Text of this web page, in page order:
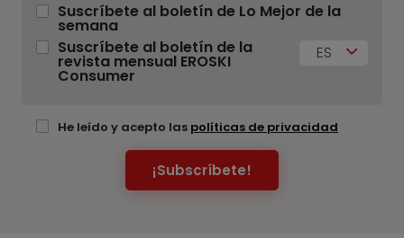
Suscríbete al boletín de Lo Mejor de la
semana
Suscríbete al boletín de la
revista mensual EROSKI
Consumer
ES
He leído y acepto las políticas de privacidad
¡Subscríbete!